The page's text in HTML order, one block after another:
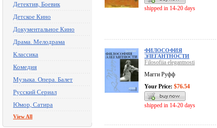
Детектив, Боевик
Детское Кино
Документальное Кино
Драма. Мелодрама
Классика
Комедия
Музыка. Опера. Балет
Русский Сериал
Юмор, Сатира
View All
shipped in 14-20 days
ФИЛОСОФИЯ
ЭЛЕГАНТНОСТИ
Filosofiia elegantnosti
Магги Руфф
Your Price: $76.54
shipped in 14-20 days